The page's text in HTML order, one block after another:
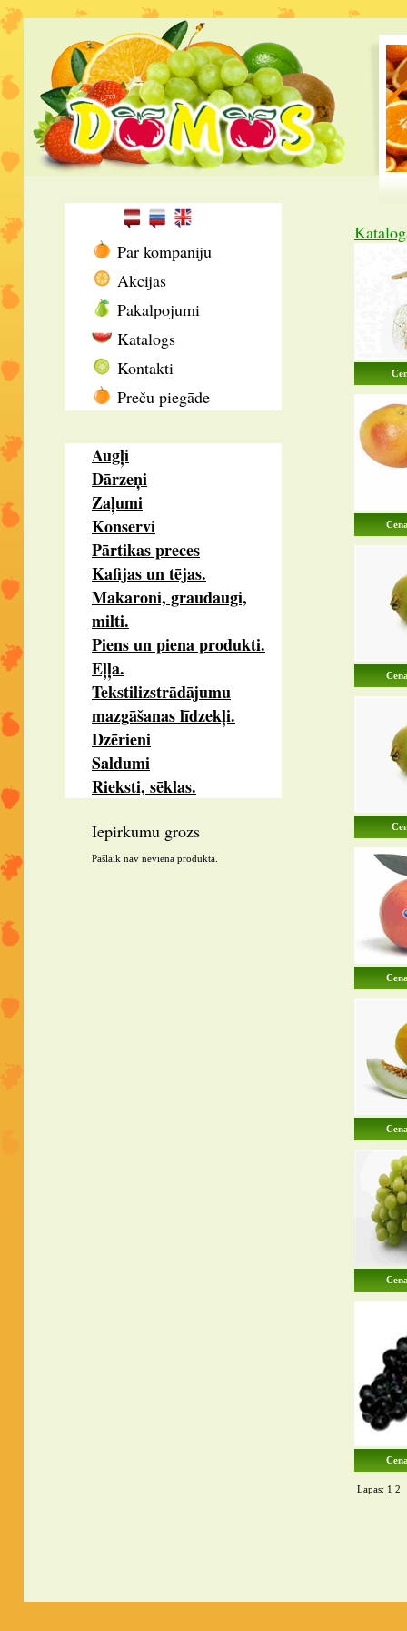
Par kompāniju
Akcijas
Pakalpojumi
Katalogs
Kontakti
Preču piegāde
Augļi
Dārzeņi
Zaļumi
Konservi
Pārtikas preces
Kafijas un tējas.
Makaroni, graudaugi,
milti.
Piens un piena produkti.
Eļļa.
Tekstilizstrādājumu
mazgāšanas līdzekļi.
Dzērieni
Saldumi
Rieksti, sēklas.
Iepirkumu grozs
Pašlaik nav neviena produkta.
Lapas: 1 2